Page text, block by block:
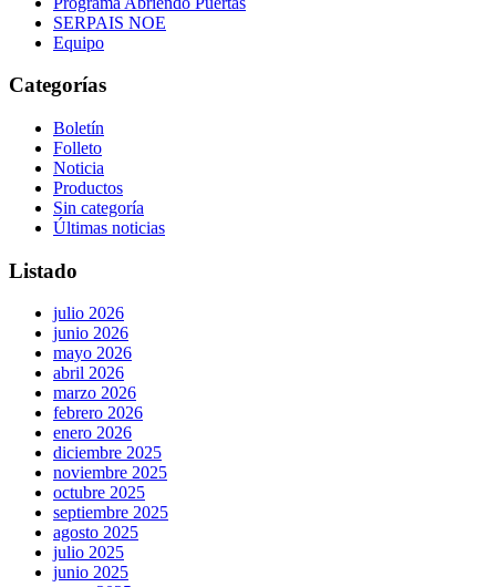
SERPAIS NOE
Equipo
Categorías
Boletín
Folleto
Noticia
Productos
Sin categoría
Últimas noticias
Listado
julio 2026
junio 2026
mayo 2026
abril 2026
marzo 2026
febrero 2026
enero 2026
diciembre 2025
noviembre 2025
octubre 2025
septiembre 2025
agosto 2025
julio 2025
junio 2025